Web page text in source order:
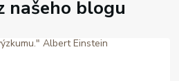
našeho blogu